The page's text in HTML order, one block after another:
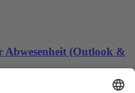
Abwesenheit (Outlook &